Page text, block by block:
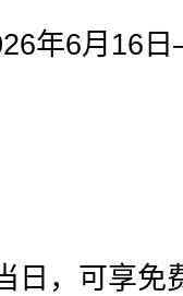
年6月16
，可享免